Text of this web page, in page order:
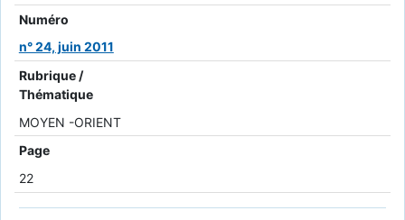
Numéro
n° 24, juin 2011
Rubrique /
Thématique
MOYEN -ORIENT
Page
22